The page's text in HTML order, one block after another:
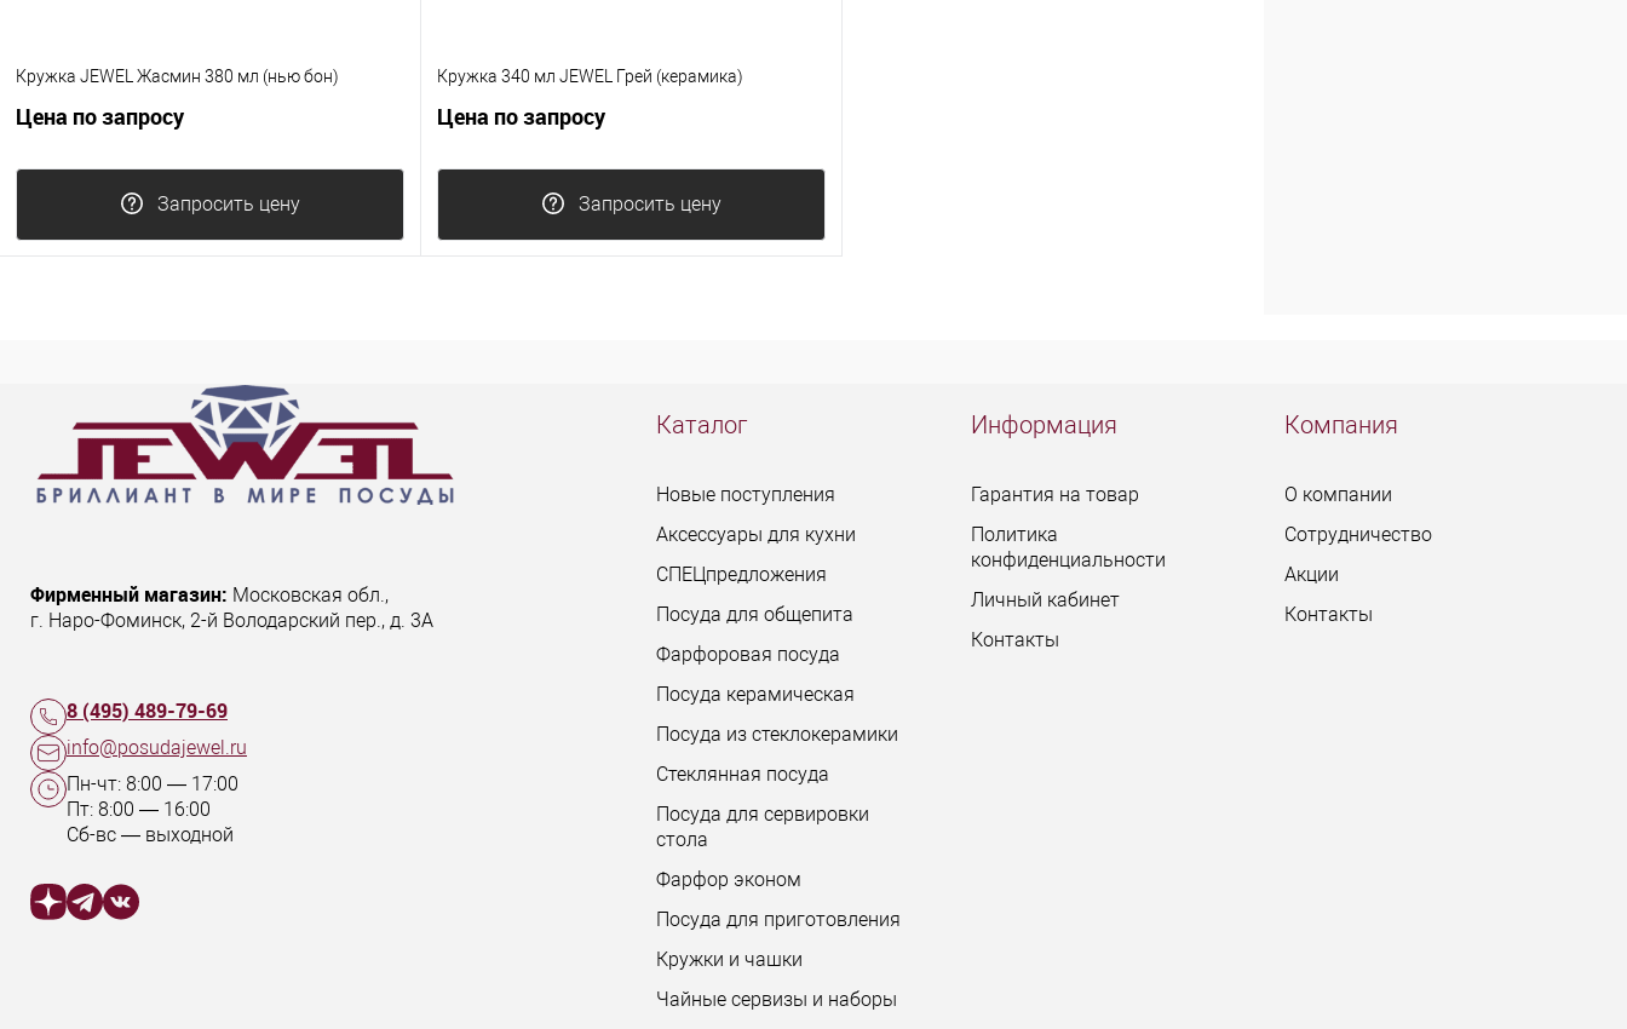
Кружка JEWEL Жасмин 380 мл (нью бон)
Цена по запросу
Запросить цену
Кружка 340 мл JEWEL Грей (керамика)
Цена по запросу
Запросить цену
Фирменный магазин: Московская обл.,
г. Наро-Фоминск, 2-й Володарский пер., д. 3А
8 (495) 489-79-69
info@posudajewel.ru
Пн-чт: 8:00 — 17:00
Пт: 8:00 — 16:00
Сб-вс — выходной
Каталог
Новые поступления
Аксессуары для кухни
СПЕЦпредложения
Посуда для общепита
Фарфоровая посуда
Посуда керамическая
Посуда из стеклокерамики
Стеклянная посуда
Посуда для сервировки
стола
Фарфор эконом
Посуда для приготовления
Кружки и чашки
Чайные сервизы и наборы
Информация
Гарантия на товар
Политика
конфиденциальности
Личный кабинет
Контакты
Компания
О компании
Сотрудничество
Акции
Контакты